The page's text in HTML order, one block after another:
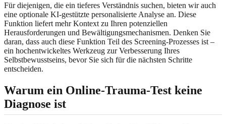
Für diejenigen, die ein tieferes Verständnis suchen, bieten wir auch
eine optionale KI-gestützte personalisierte Analyse an. Diese
Funktion liefert mehr Kontext zu Ihren potenziellen
Herausforderungen und Bewältigungsmechanismen. Denken Sie
daran, dass auch diese Funktion Teil des Screening-Prozesses ist –
ein hochentwickeltes Werkzeug zur Verbesserung Ihres
Selbstbewusstseins, bevor Sie sich für die nächsten Schritte
entscheiden.
Warum ein Online-Trauma-Test keine
Diagnose ist